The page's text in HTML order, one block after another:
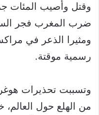
وقتل وأصيب المئات
ضرب المغرب فجر
ومثيرا الذعر في
رسمية موقتة.
وتسببت تحذيرات
من الهلع حول